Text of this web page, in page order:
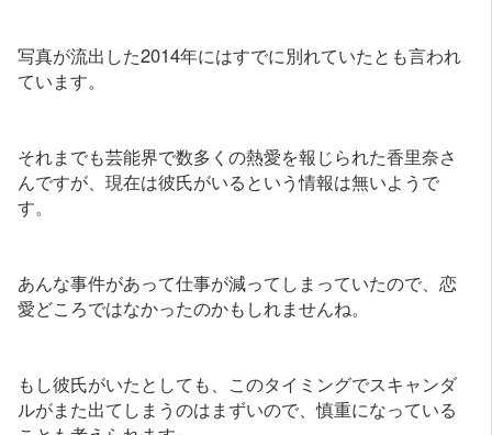
写真が流出した2014年にはすでに別れていたとも言われ
ています。
それまでも芸能界で数多くの熱愛を報じられた香里奈さ
んですが、現在は彼氏がいるという情報は無いようで
す。
あんな事件があって仕事が減ってしまっていたので、恋
愛どころではなかったのかもしれませんね。
もし彼氏がいたとしても、このタイミングでスキャンダ
ルがまた出てしまうのはまずいので、慎重になっている